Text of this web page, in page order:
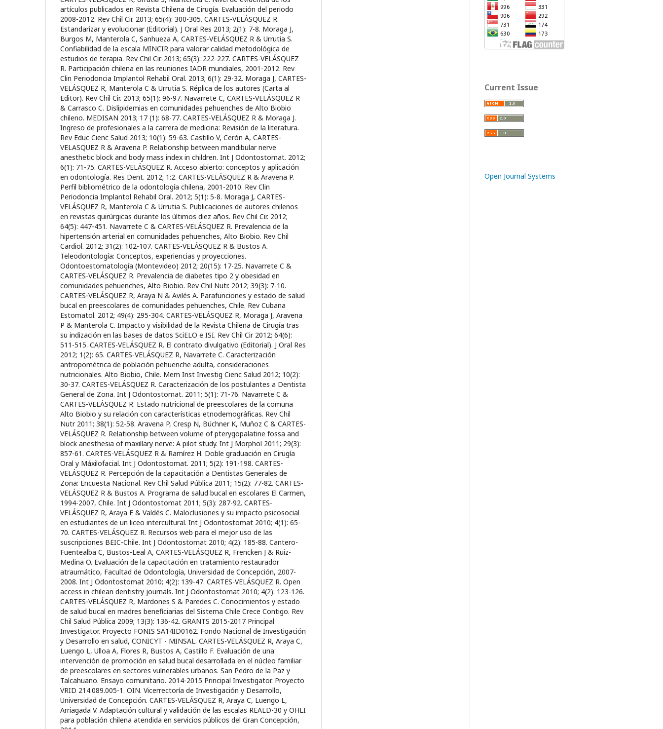
artículos publicados en Revista Chilena de Cirugía. Evaluación del periodo
2008-2012. Rev Chil Cir. 2013; 65(4): 300-305. CARTES-VELÁSQUEZ R.
Estandarizar y evolucionar (Editorial). J Oral Res 2013; 2(1): 7-8. Moraga J,
Burgos M, Manterola C, Sanhueza A, CARTES-VELÁSQUEZ R & Urrutia S.
Confiabilidad de la escala MINCIR para valorar calidad metodológica de
estudios de terapia. Rev Chil Cir. 2013; 65(3): 222-227. CARTES-VELÁSQUEZ
R. Participación chilena en las reuniones IADR mundiales, 2001-2012. Rev
Clin Periodoncia Implantol Rehabil Oral. 2013; 6(1): 29-32. Moraga J, CARTES-
VELÁSQUEZ R, Manterola C & Urrutia S. Réplica de los autores (Carta al
Editor). Rev Chil Cir. 2013; 65(1): 96-97. Navarrete C, CARTES-VELÁSQUEZ R
& Carrasco C. Dislipidemias en comunidades pehuenches de Alto Biobio
chileno. MEDISAN 2013; 17 (1): 68-77. CARTES-VELÁSQUEZ R & Moraga J.
Ingreso de profesionales a la carrera de medicina: Revisión de la literatura.
Rev Educ Cienc Salud 2013; 10(1): 59-63. Castillo V, Cerón A, CARTES-
VELASQUEZ R & Aravena P. Relationship between mandibular nerve
anesthetic block and body mass index in children. Int J Odontostomat. 2012;
6(1): 71-75. CARTES-VELÁSQUEZ R. Acceso abierto: conceptos y aplicación
en odontología. Res Dent. 2012; 1:2. CARTES-VELÁSQUEZ R & Aravena P.
Perfil bibliométrico de la odontología chilena, 2001-2010. Rev Clin
Periodoncia Implantol Rehabil Oral. 2012; 5(1): 5-8. Moraga J, CARTES-
VELÁSQUEZ R, Manterola C & Urrutia S. Publicaciones de autores chilenos
en revistas quirúrgicas durante los últimos diez años. Rev Chil Cir. 2012;
64(5): 447-451. Navarrete C & CARTES-VELÁSQUEZ R. Prevalencia de la
hipertensión arterial en comunidades pehuenches, Alto Biobio. Rev Chil
Cardiol. 2012; 31(2): 102-107. CARTES-VELÁSQUEZ R & Bustos A.
Teleodontología: Conceptos, experiencias y proyecciones.
Odontoestomatología (Montevideo) 2012; 20(15): 17-25. Navarrete C &
CARTES-VELÁSQUEZ R. Prevalencia de diabetes tipo 2 y obesidad en
comunidades pehuenches, Alto Biobio. Rev Chil Nutr. 2012; 39(3): 7-10.
CARTES-VELÁSQUEZ R, Araya N & Avilés A. Parafunciones y estado de salud
bucal en preescolares de comunidades pehuenches, Chile. Rev Cubana
Estomatol. 2012; 49(4): 295-304. CARTES-VELÁSQUEZ R, Moraga J, Aravena
P & Manterola C. Impacto y visibilidad de la Revista Chilena de Cirugía tras
su indización en las bases de datos SciELO e ISI. Rev Chil Cir 2012; 64(6):
511-515. CARTES-VELÁSQUEZ R. El contrato divulgativo (Editorial). J Oral Res
2012; 1(2): 65. CARTES-VELÁSQUEZ R, Navarrete C. Caracterización
antropométrica de población pehuenche adulta, consideraciones
nutricionales. Alto Biobio, Chile. Mem Inst Investig Cienc Salud 2012; 10(2):
30-37. CARTES-VELÁSQUEZ R. Caracterización de los postulantes a Dentista
General de Zona. Int J Odontostomat. 2011; 5(1): 71-76. Navarrete C &
CARTES-VELÁSQUEZ R. Estado nutricional de preescolares de la comuna
Alto Biobio y su relación con características etnodemográficas. Rev Chil
Nutr 2011; 38(1): 52-58. Aravena P, Cresp N, Büchner K, Muñoz C & CARTES-
VELÁSQUEZ R. Relationship between volume of pterygopalatine fossa and
block anesthesia of maxillary nerve: A pilot study. Int J Morphol 2011; 29(3):
857-61. CARTES-VELÁSQUEZ R & Ramírez H. Doble graduación en Cirugía
Oral y Máxilofacial. Int J Odontostomat. 2011; 5(2): 191-198. CARTES-
VELÁSQUEZ R. Percepción de la capacitación a Dentistas Generales de
Zona: Encuesta Nacional. Rev Chil Salud Pública 2011; 15(2): 77-82. CARTES-
VELÁSQUEZ R & Bustos A. Programa de salud bucal en escolares El Carmen,
1994-2007, Chile. Int J Odontostomat 2011; 5(3): 287-92. CARTES-
VELÁSQUEZ R, Araya E & Valdés C. Maloclusiones y su impacto psicosocial
en estudiantes de un liceo intercultural. Int J Odontostomat 2010; 4(1): 65-
70. CARTES-VELÁSQUEZ R. Recursos web para el mejor uso de las
suscripciones BEIC-Chile. Int J Odontostomat 2010; 4(2): 185-88. Cantero-
Fuentealba C, Bustos-Leal A, CARTES-VELÁSQUEZ R, Frencken J & Ruiz-
Medina O. Evaluación de la capacitación en tratamiento restaurador
atraumático, Facultad de Odontología, Universidad de Concepción, 2007-
2008. Int J Odontostomat 2010; 4(2): 139-47. CARTES-VELÁSQUEZ R. Open
access in chilean dentistry journals. Int J Odontostomat 2010; 4(2): 123-126.
CARTES-VELÁSQUEZ R, Mardones S & Paredes C. Conocimientos y estado
de salud bucal en madres beneficiarias del Sistema Chile Crece Contigo. Rev
Chil Salud Pública 2009; 13(3): 136-42. GRANTS 2015-2017 Principal
Investigator. Proyecto FONIS SA14ID0162. Fondo Nacional de Investigación
y Desarrollo en salud, CONICYT - MINSAL. CARTES-VELÁSQUEZ R, Araya C,
Luengo L, Ulloa A, Flores R, Bustos A, Castillo F. Evaluación de una
intervención de promoción en salud bucal desarrollada en el núcleo familiar
de preescolares en sectores vulnerables urbanos. San Pedro de la Paz y
Talcahuano. Ensayo comunitario. 2014-2015 Principal Investigator. Proyecto
VRID 214.089.005-1. OIN. Vicerrectoría de Investigación y Desarrollo,
Universidad de Concepción. CARTES-VELÁSQUEZ R, Araya C, Luengo L,
Arriagada V. Adaptación cultural y validación de las escalas REALD-30 y OHLI
para población chilena atendida en servicios públicos del Gran Concepción,
Current Issue
Open Journal Systems